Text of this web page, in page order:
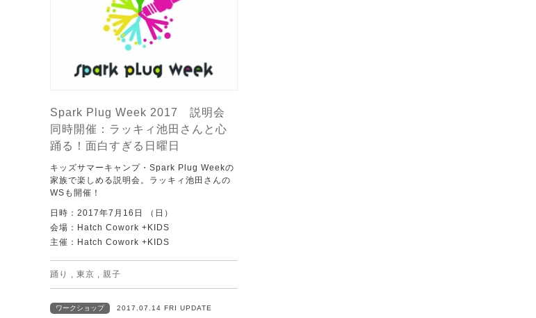
Spark Plug Week 2017 説明会
同時開催：ラッキィ池田さんと心
踊る！面白すぎる日曜日
キッズサマーキャンプ・Spark Plug Weekの
家族で楽しめる説明会。ラッキィ池田さんの
WSも開催！
日時：2017年7月16日 （日）
会場：Hatch Cowork +KIDS
主催：Hatch Cowork +KIDS
踊り , 東京 , 親子
ワークショップ 2017.07.14 FRI UPDATE